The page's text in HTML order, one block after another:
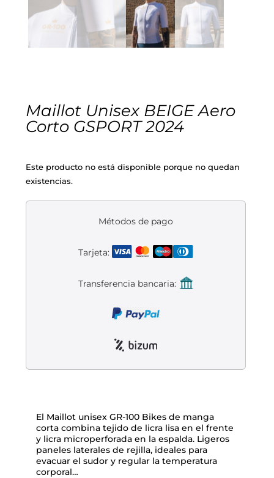
Eléctricas
Montajes a la Carta
Segunda mano
Pedales
Ruedas
Sillines
Suspensión
Manillares
Puños y cintas
Luces
Bombas
Portabidones
Mantenimiento de bicicletas
Equipaciones gr-100
Ropa
Guantes
Calcetines
Varios
REBAJAS
Maillot Unisex BEIGE Aero
Corto GSPORT 2024
Este producto no está disponible porque no quedan
existencias.
Métodos de pago
Tarjeta:
Transferencia bancaria:
El Maillot unisex GR-100 Bikes de manga
corta combina tejido de licra lisa en el frente
y licra microperforada en la espalda. Ligeros
paneles laterales de rejilla, ideales para
evacuar el sudor y regular la temperatura
corporal…